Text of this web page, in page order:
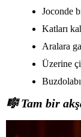
Joconde
Katları
Aralara
Üzerine
🎼 Tam bir